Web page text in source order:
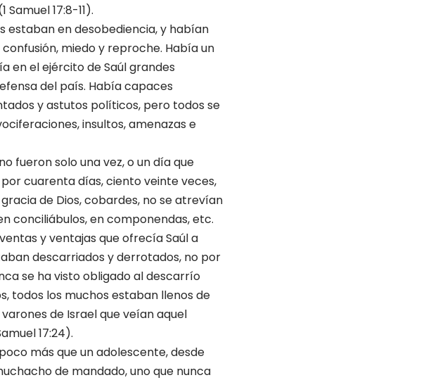
17:8-11).
estaban en desobediencia, y habían
miedo y reproche. Había un
en el ejército de Saúl grandes
del país. Había capaces
y astutos políticos, pero todos se
insultos, amenazas e
fueron solo una vez, o un día que
cuarenta días, ciento veinte veces,
de Dios, cobardes, no se atrevían
conciliábulos, en componendas, etc.
y ventajas que ofrecía Saúl a
descarriados y derrotados, no por
se ha visto obligado al descarrío
todos los muchos estaban llenos de
de Israel que veían aquel
17:24).
más que un adolescente, desde
de mandado, uno que nunca